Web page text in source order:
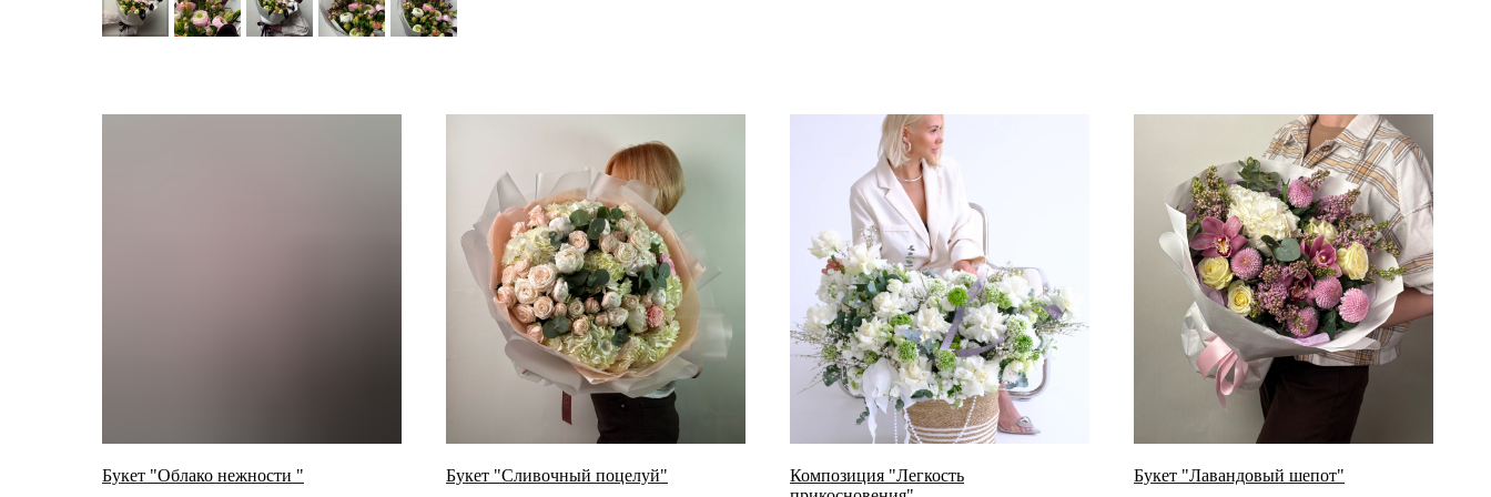
Букет "Облако нежности " Букет "Сливочный поцелуй"
Композиция "Легкость
Букет "Лавандовый шепот"